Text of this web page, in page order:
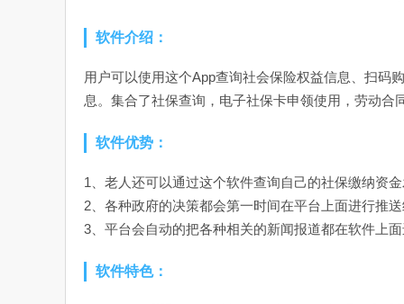
软件介绍：
用户可以使用这个App查询社会保险权益信息、扫码
息。集合了社保查询，电子社保卡申领使用，劳动
软件优势：
1、老人还可以通过这个软件查询自己的社保缴纳资
2、各种政府的决策都会第一时间在平台上面进行推
3、平台会自动的把各种相关的新闻报道都在软件上
软件特色：